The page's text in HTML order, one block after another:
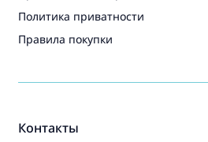
Контакты
Политика приватности
Правила покупки